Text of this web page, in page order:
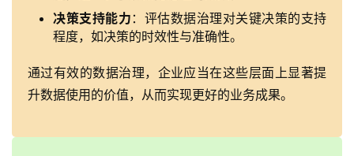
决策支持能力 ：评估数据治理对关键决策的支持
程度，如决策的时效性与准确性。
通过有效的数据治理，企业应当在这些层面上显著提
升数据使用的价值，从而实现更好的业务成果。